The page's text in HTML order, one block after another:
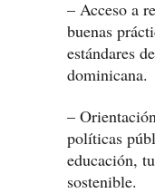
– Acceso a
buenas
estándares
dominicana.
–
políticas
educación,
sostenible.